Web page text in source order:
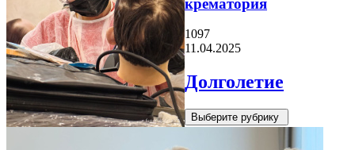
крематория
1097
11.04.2025
Долголетие
Выберите рубрику